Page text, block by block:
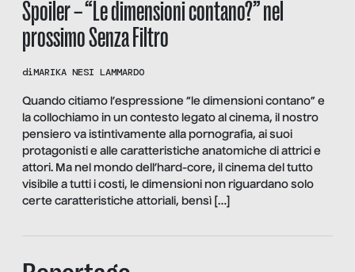
Spoiler – “Le dimensioni contano?” nel
prossimo Senza Filtro
diMARIKA NESI LAMMARDO
Quando citiamo l’espressione “le dimensioni contano” e
la collochiamo in un contesto legato al cinema, il nostro
pensiero va istintivamente alla pornografia, ai suoi
protagonisti e alle caratteristiche anatomiche di attrici e
attori. Ma nel mondo dell’hard-core, il cinema del tutto
visibile a tutti i costi, le dimensioni non riguardano solo
certe caratteristiche attoriali, bensì […]